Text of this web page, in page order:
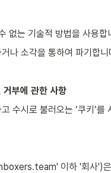
없는 기술적 방법을 사용합
나 소각을 통하여 파기합니
거부에 관한 사항
수시로 불러오는 ‘쿠키’를
이하 '회사')은